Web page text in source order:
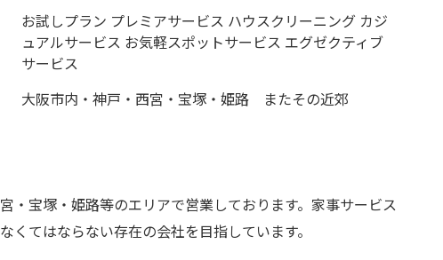
お試しプラン プレミアサービス ハウスクリーニング カジ
ュアルサービス お気軽スポットサービス エグゼクティブ
サービス
大阪市内・神戸・西宮・宝塚・姫路 またその近郊
・宝塚・姫路等のエリアで営業しております。家事サービス
くてはならない存在の会社を目指しています。